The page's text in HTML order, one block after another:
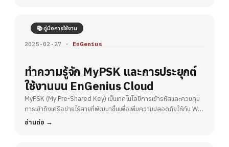
📚 คู่มือการใช้งาน
2025-02-27 · EnGenius
ทำความรู้จัก MyPSK และการประยุกต์
ใช้งานบน EnGenius Cloud
MyPSK (My Pre-Shared Key) เป็นเทคโนโลยีการเข้ารหัสและควบคุม
การเข้าถึงเครือข่ายไร้สายที่พัฒนาขึ้นเพื่อเพิ่มความปลอดภัยให้กับ Wi-
Fi
อ่านต่อ